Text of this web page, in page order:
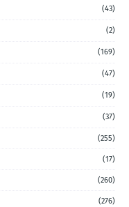
(43)
(2)
(169)
(47)
(19)
(37)
(255)
(17)
(260)
(276)